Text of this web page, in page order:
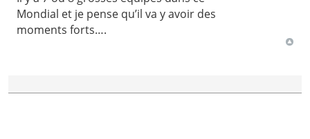
Mondial et je pense qu’il va y avoir des
moments forts….